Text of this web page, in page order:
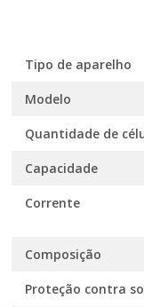
Tipo de aparelho
Modelo
Quantidade de
Capacidade
Corrente
Composição
Proteção contra